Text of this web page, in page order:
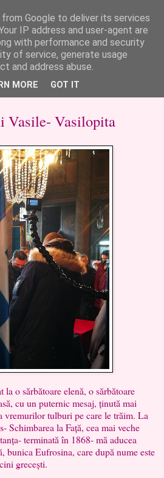
imi trec prin minte..si cum am
Vasile- Vasilopita
sărbătoare elenă, o sărbătoare
cu un puternic mesaj, ținută mai
vremurilor tulburi pe care le trăim. La
Schimbarea la Față, cea mai veche
terminată în 1868- mă aducea
bunica Eufrosina, care după nume este
grecești.
Google to deliver its services
IP address and user-agent are
with performance and security
of service, generate usage
and address abuse.
MORE GOT IT